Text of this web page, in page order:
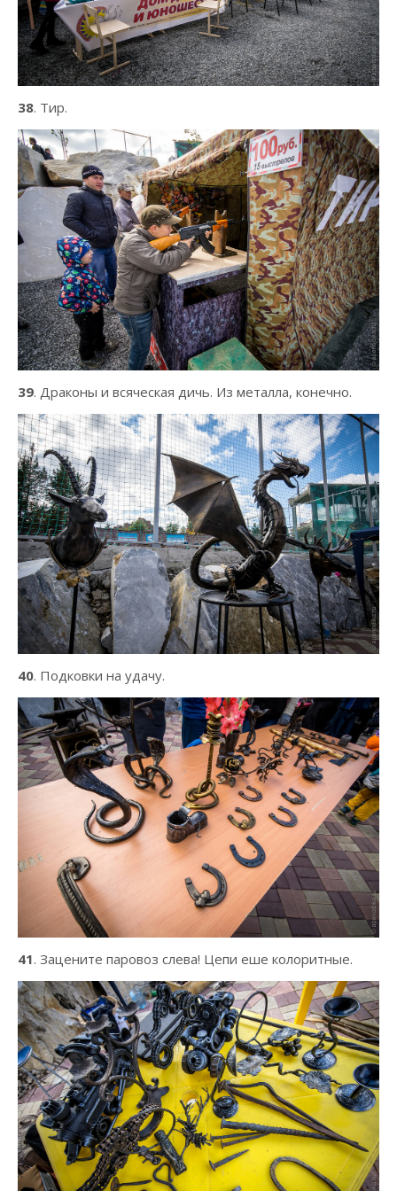
38. Тир.
39. Драконы и всяческая дичь. Из металла, конечно.
40. Подковки на удачу.
41. Зацените паровоз слева! Цепи еше колоритные.